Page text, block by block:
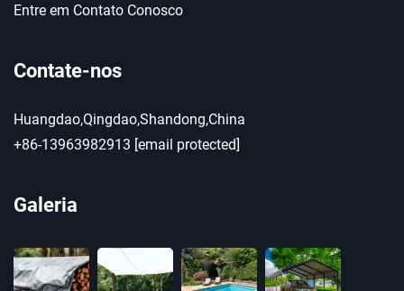
Entre em Contato Conosco
Contate-nos
Huangdao,Qingdao,Shandong,China
+86-13963982913 [email protected]
Galeria